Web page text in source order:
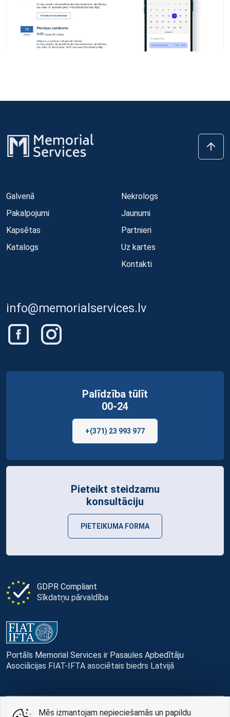
Galvenā
Pakalpojumi
Kapsētas
Katalogs
Nekrologs
Jaunumi
Partnieri
Uz kartes
Kontakti
info@memorialservices.lv
GDPR Compliant
Sīkdatņu pārvaldība
Portāls Memorial Services ir Pasaules Apbedītāju
Asociācijas FIAT-IFTA asociētais biedrs Latvijā
Palīdzība tūlīt
00-24
+(371) 23 993 977
Pieteikt steidzamu
konsultāciju
PIETEIKUMA FORMA
Mēs izmantojam nepieciešamās un papildu